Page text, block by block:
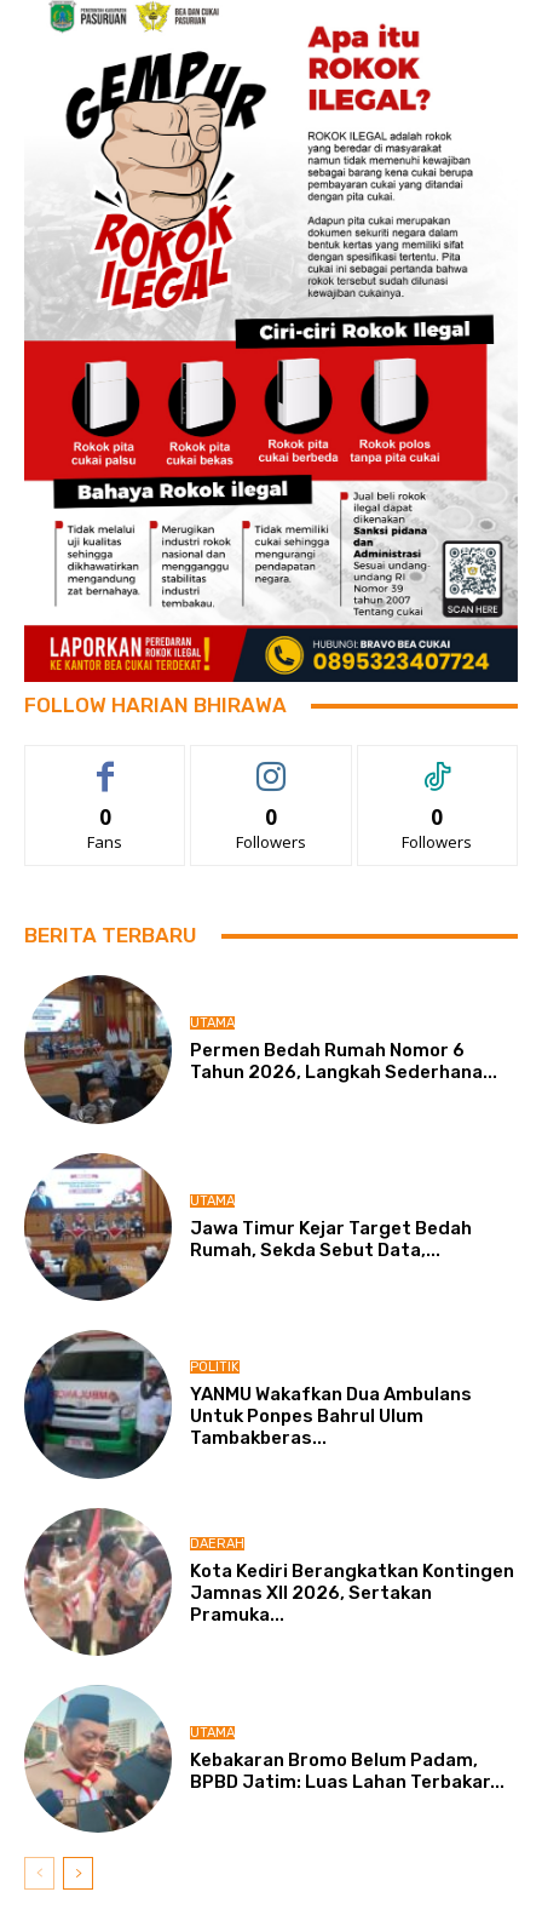
FOLLOW HARIAN BHIRAWA
0
Fans
0
Followers
0
Followers
BERITA TERBARU
UTAMA
Permen Bedah Rumah Nomor 6
Tahun 2026, Langkah Sederhana...
UTAMA
Jawa Timur Kejar Target Bedah
Rumah, Sekda Sebut Data,...
POLITIK
YANMU Wakafkan Dua Ambulans
Untuk Ponpes Bahrul Ulum
Tambakberas...
DAERAH
Kota Kediri Berangkatkan Kontingen
Jamnas XII 2026, Sertakan
Pramuka...
UTAMA
Kebakaran Bromo Belum Padam,
BPBD Jatim: Luas Lahan Terbakar...